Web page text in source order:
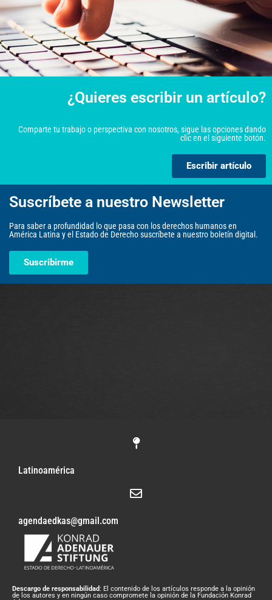
¿Quieres escribir un artículo?
Comparte tu trabajo o perspectiva con nosotros, sigue las opciones dando
clic en el siguiente botón.
Escribir artículo
Suscríbete a nuestro Newsletter
Para saber a profundidad lo que pasa con los derechos humanos en
América Latina y el Estado de Derecho suscríbete a nuestro boletín digital.
Suscribirme
Latinoamérica
agendaedkas@gmail.com
Descargo de responsabilidad: El contenido de los artículos responde a la opinión
de los autores y en ningún caso compromete la opinión de la Fundación Konrad